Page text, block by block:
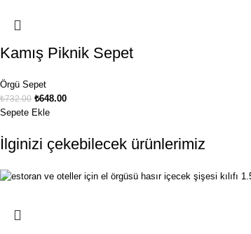
Kamış Piknik Sepet
Örgü Sepet
₺732.00 ₺648.00
Sepete Ekle
İlginizi çekebilecek ürünlerimiz